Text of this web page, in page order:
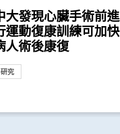
大發現心臟手術前進
運動復康訓練可加快
人術後康復
研究